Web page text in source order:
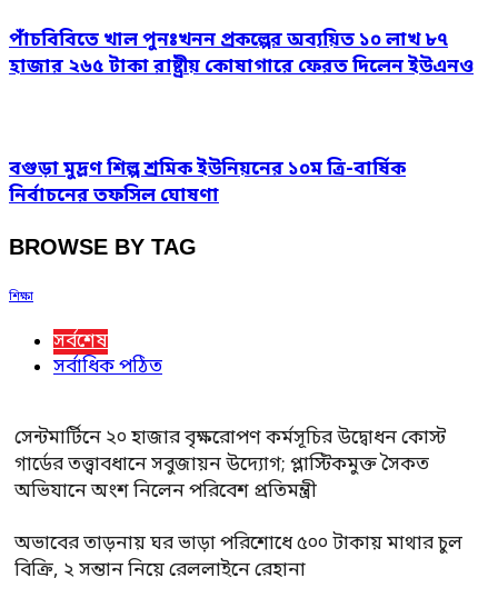
পাঁচবিবিতে খাল পুনঃখনন প্রকল্পের অব্যয়িত ১০ লাখ ৮৭
হাজার ২৬৫ টাকা রাষ্ট্রীয় কোষাগারে ফেরত দিলেন ইউএনও
বগুড়া মুদ্রণ শিল্প শ্রমিক ইউনিয়নের ১০ম ত্রি-বার্ষিক
নির্বাচনের তফসিল ঘোষণা
BROWSE BY TAG
শিক্ষা
সর্বশেষ
সর্বাধিক পঠিত
সেন্টমার্টিনে ২০ হাজার বৃক্ষরোপণ কর্মসূচির উদ্বোধন কোস্ট
গার্ডের তত্ত্বাবধানে সবুজায়ন উদ্যোগ; প্লাস্টিকমুক্ত সৈকত
অভিযানে অংশ নিলেন পরিবেশ প্রতিমন্ত্রী
অভাবের তাড়নায় ঘর ভাড়া পরিশোধে ৫০০ টাকায় মাথার চুল
বিক্রি, ২ সন্তান নিয়ে রেললাইনে রেহানা